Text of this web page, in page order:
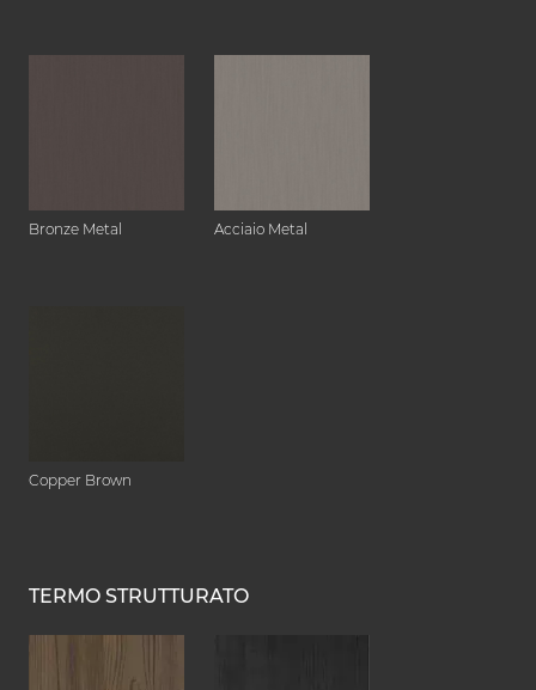
Bronze Metal Acciaio Metal
Copper Brown
TERMO STRUTTURATO